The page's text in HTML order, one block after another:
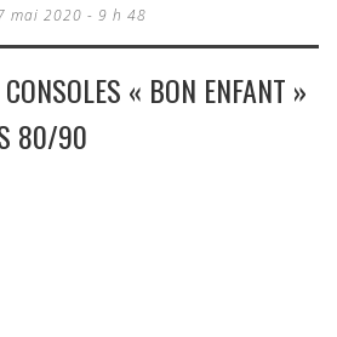
mai 2020 - 9 h 48
« BON ENFANT »
80/90